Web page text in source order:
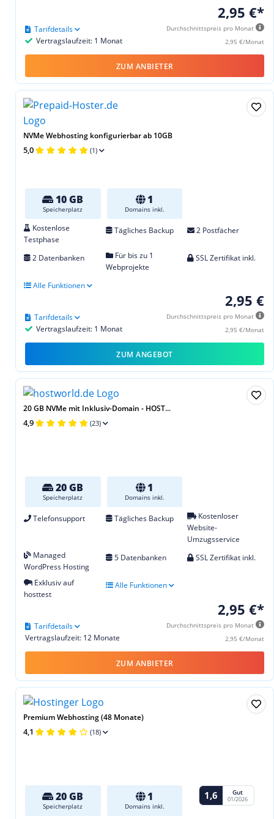
2,95 €*
Durchschnittspreis pro Monat
2,95 €/Monat
Vertragslaufzeit: 1 Monat
Tarifdetails
ZUM ANBIETER
NVMe Webhosting konfigurierbar ab 10GB
5,0 (1)
10 GB
Speicherplatz
1
Domains inkl.
Kostenlose
Testphase
Tägliches Backup 2 Postfächer
2 Datenbanken
Für bis zu 1
Webprojekte
SSL Zertifikat inkl.
Alle Funktionen
2,95 €
Durchschnittspreis pro Monat
2,95 €/Monat
Vertragslaufzeit: 1 Monat
Tarifdetails
ZUM ANGEBOT
20 GB NVMe mit Inklusiv-Domain - HOST...
4,9 (23)
20 GB
Speicherplatz
1
Domains inkl.
Telefonsupport Tägliches Backup
Kostenloser
Website-
Umzugsservice
Managed
WordPress Hosting
5 Datenbanken SSL Zertifikat inkl.
Exklusiv auf
hosttest
Alle Funktionen
2,95 €*
Durchschnittspreis pro Monat
2,95 €/Monat
Vertragslaufzeit: 12 Monate
Tarifdetails
ZUM ANBIETER
Premium Webhosting (48 Monate)
4,1 (18)
20 GB
Speicherplatz
1
Domains inkl.
1,6 Gut
01/2026